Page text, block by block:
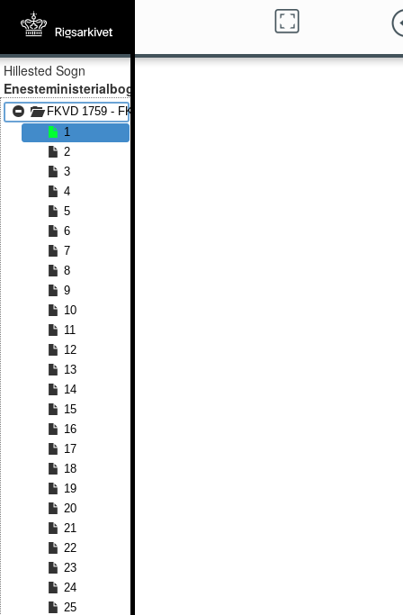
Hillested Sogn
Enesteministerialbog
FKVD 1759 - FKVD 1806
1
2
3
4
5
6
7
8
9
10
11
12
13
14
15
16
17
18
19
20
21
22
23
24
25